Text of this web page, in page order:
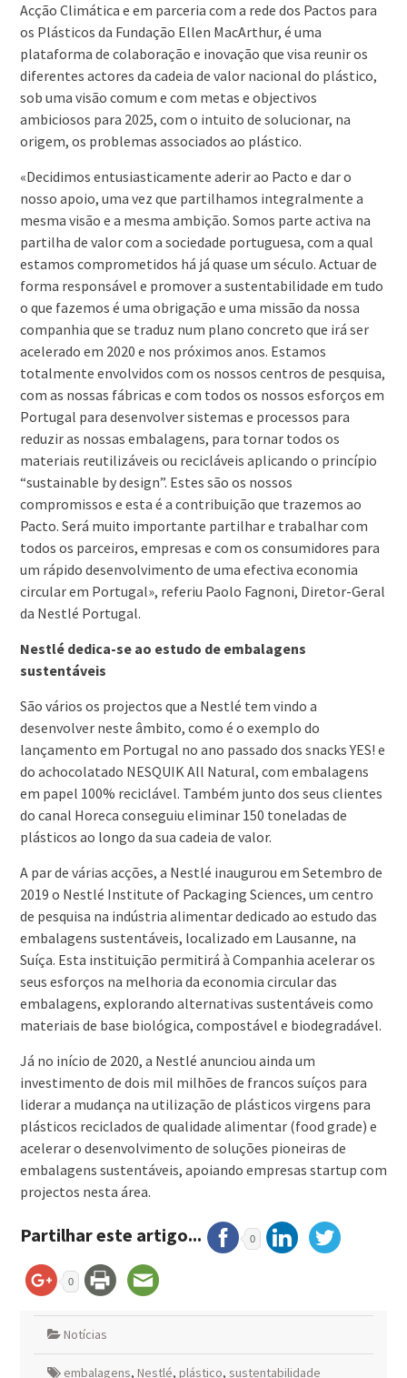
Acção Climática e em parceria com a rede dos Pactos para
os Plásticos da Fundação Ellen MacArthur, é uma
plataforma de colaboração e inovação que visa reunir os
diferentes actores da cadeia de valor nacional do plástico,
sob uma visão comum e com metas e objectivos
ambiciosos para 2025, com o intuito de solucionar, na
origem, os problemas associados ao plástico.
«Decidimos entusiasticamente aderir ao Pacto e dar o
nosso apoio, uma vez que partilhamos integralmente a
mesma visão e a mesma ambição. Somos parte activa na
partilha de valor com a sociedade portuguesa, com a qual
estamos comprometidos há já quase um século. Actuar de
forma responsável e promover a sustentabilidade em tudo
o que fazemos é uma obrigação e uma missão da nossa
companhia que se traduz num plano concreto que irá ser
acelerado em 2020 e nos próximos anos. Estamos
totalmente envolvidos com os nossos centros de pesquisa,
com as nossas fábricas e com todos os nossos esforços em
Portugal para desenvolver sistemas e processos para
reduzir as nossas embalagens, para tornar todos os
materiais reutilizáveis ou recicláveis aplicando o princípio
“sustainable by design”. Estes são os nossos
compromissos e esta é a contribuição que trazemos ao
Pacto. Será muito importante partilhar e trabalhar com
todos os parceiros, empresas e com os consumidores para
um rápido desenvolvimento de uma efectiva economia
circular em Portugal», referiu Paolo Fagnoni, Diretor-Geral
da Nestlé Portugal.
Nestlé dedica-se ao estudo de embalagens
sustentáveis
São vários os projectos que a Nestlé tem vindo a
desenvolver neste âmbito, como é o exemplo do
lançamento em Portugal no ano passado dos snacks YES! e
do achocolatado NESQUIK All Natural, com embalagens
em papel 100% reciclável. Também junto dos seus clientes
do canal Horeca conseguiu eliminar 150 toneladas de
plásticos ao longo da sua cadeia de valor.
A par de várias acções, a Nestlé inaugurou em Setembro de
2019 o Nestlé Institute of Packaging Sciences, um centro
de pesquisa na indústria alimentar dedicado ao estudo das
embalagens sustentáveis, localizado em Lausanne, na
Suíça. Esta instituição permitirá à Companhia acelerar os
seus esforços na melhoria da economia circular das
embalagens, explorando alternativas sustentáveis como
materiais de base biológica, compostável e biodegradável.
Já no início de 2020, a Nestlé anunciou ainda um
investimento de dois mil milhões de francos suíços para
liderar a mudança na utilização de plásticos virgens para
plásticos reciclados de qualidade alimentar (food grade) e
acelerar o desenvolvimento de soluções pioneiras de
embalagens sustentáveis, apoiando empresas startup com
projectos nesta área.
Partilhar este artigo... 0
0
Notícias
embalagens, Nestlé, plástico, sustentabilidade